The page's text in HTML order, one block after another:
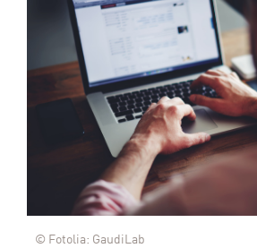
© Fotolia: GaudiLab